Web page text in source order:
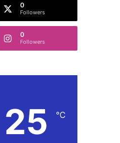
0
Followers
0
Followers
25 ℃